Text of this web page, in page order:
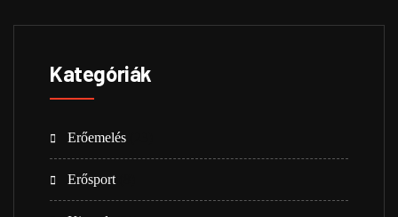
Kategóriák
Erőemelés
Erősport(8)